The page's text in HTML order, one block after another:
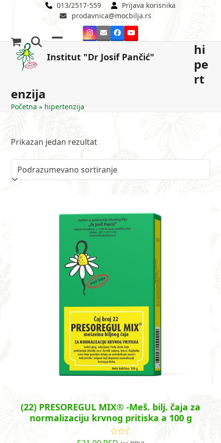
013/2517-559
Prijava korisnika
prodavnica@mocbilja.rs
Instagram
EmailFacebookYouTube
Institut "Dr Josif Pančić"
mobile
mobile
hi
pe
rt
enzija
Početna » hipertenzija
Prikazan jedan rezultat
(22) PRESOREGUL MIX® -Meš. bilj. čaja za
normalizaciju krvnog pritiska a 100 g
Ocenjeno